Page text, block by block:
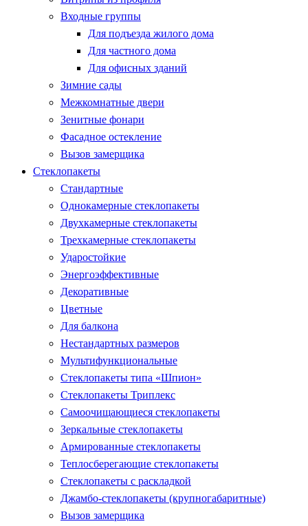
Входные группы
Для подъезда жилого дома
Для частного дома
Для офисных зданий
Зимние сады
Межкомнатные двери
Зенитные фонари
Фасадное остекление
Вызов замерщика
Стеклопакеты
Стандартные
Однокамерные стеклопакеты
Двухкамерные стеклопакеты
Трехкамерные стеклопакеты
Ударостойкие
Энергоэффективные
Декоративные
Цветные
Для балкона
Нестандартных размеров
Мультифункциональные
Стеклопакеты типа «Шпион»
Стеклопакеты Триплекс
Самоочищающиеся стеклопакеты
Зеркальные стеклопакеты
Армированные стеклопакеты
Теплосберегающие стеклопакеты
Стеклопакеты с раскладкой
Джамбо-стеклопакеты (крупногабаритные)
Вызов замерщика